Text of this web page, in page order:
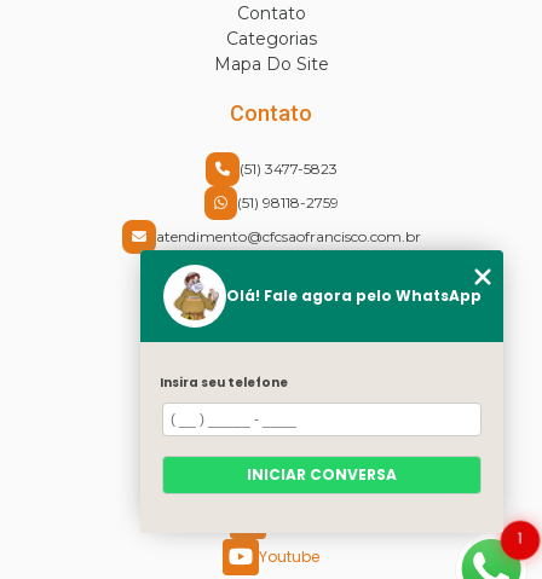
Contato
Categorias
Mapa Do Site
Contato
(51) 3477-5823
(51) 98118-2759
atendimento@cfcsaofrancisco.com.br
Rua Cel Vicente, 30 - Centro
Canoas - RS - CEP: 92310-430
Redes Sociais
Facebook
Youtube
1
Olá! Fale agora pelo WhatsApp
Insira seu telefone
INICIAR CONVERSA